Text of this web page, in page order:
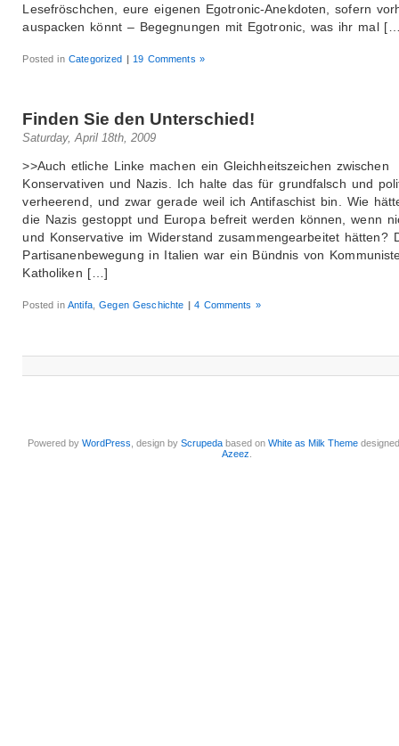
Lesefröschchen, eure eigenen Egotronic-Anekdoten, sofern
auspacken könnt – Begegnungen mit Egotronic, was ihr mal
Posted inCategorized | 19 Comments »
Finden Sie den Unterschied!
Saturday, April 18th, 2009
>>Auch etliche Linke machen ein Gleichheitszeichen zwischen
Konservativen und Nazis. Ich halte das für grundfalsch und
verheerend, und zwar gerade weil ich Antifaschist bin. Wie
die Nazis gestoppt und Europa befreit werden können, wenn
und Konservative im Widerstand zusammengearbeitet hätten?
Partisanenbewegung in Italien war ein Bündnis von
Katholiken […]
Posted inAntifa,Gegen Geschichte | 4 Comments »
Powered byWordPress , design byScrupeda based onWhite as Milk Theme
Azeez